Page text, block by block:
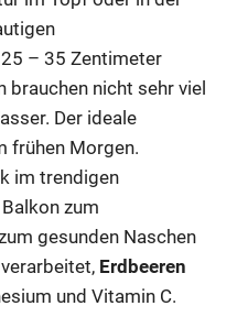
– 35 Zentimeter
brauchen nicht sehr viel
Der ideale
frühen Morgen.
im trendigen
zum
gesunden Naschen
Erdbeeren
und Vitamin C.